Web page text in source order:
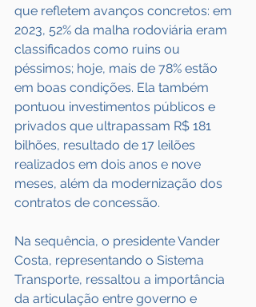
que refletem avanços concretos: em
2023, 52% da malha rodoviária eram
classificados como ruins ou
péssimos; hoje, mais de 78% estão
em boas condições. Ela também
pontuou investimentos públicos e
privados que ultrapassam R$ 181
bilhões, resultado de 17 leilões
realizados em dois anos e nove
meses, além da modernização dos
contratos de concessão.
Na sequência, o presidente Vander
Costa, representando o Sistema
Transporte, ressaltou a importância
da articulação entre governo e